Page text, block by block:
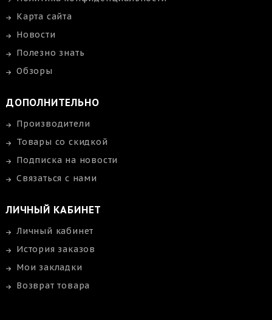
Карта сайта
Новости
Полезно знать
Обзоры
ДОПОЛНИТЕЛЬНО
Производители
Товары со скидкой
Подписка на новости
Связаться с нами
ЛИЧНЫЙ КАБИНЕТ
Личный кабинет
История заказов
Мои закладки
Возврат товара